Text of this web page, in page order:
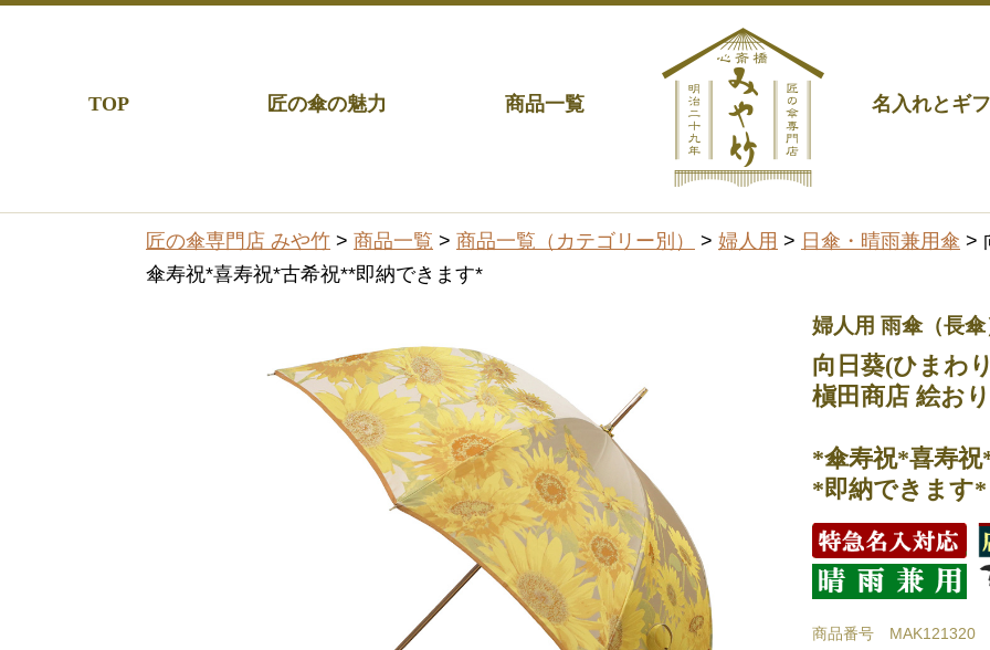
TOP 匠の傘の魅力 商品一覧 名入れとギ
匠の傘専門店 みや竹 > 商品一覧 > 商品一覧（カテゴリー別） > 婦人用 > 日傘・晴雨兼用傘 >
傘寿祝*喜寿祝*古希祝**即納できます*
婦人用 雨傘（長傘
向日葵(ひまわ
槇田商店 絵お
*傘寿祝*喜寿
*即納できます*
商品番号 MAK121320